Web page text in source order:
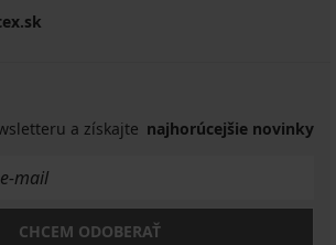
a získajte najhorúcejšie novinky
CHCEM ODOBERAŤ